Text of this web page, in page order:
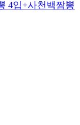
4입+사천백짬뽕